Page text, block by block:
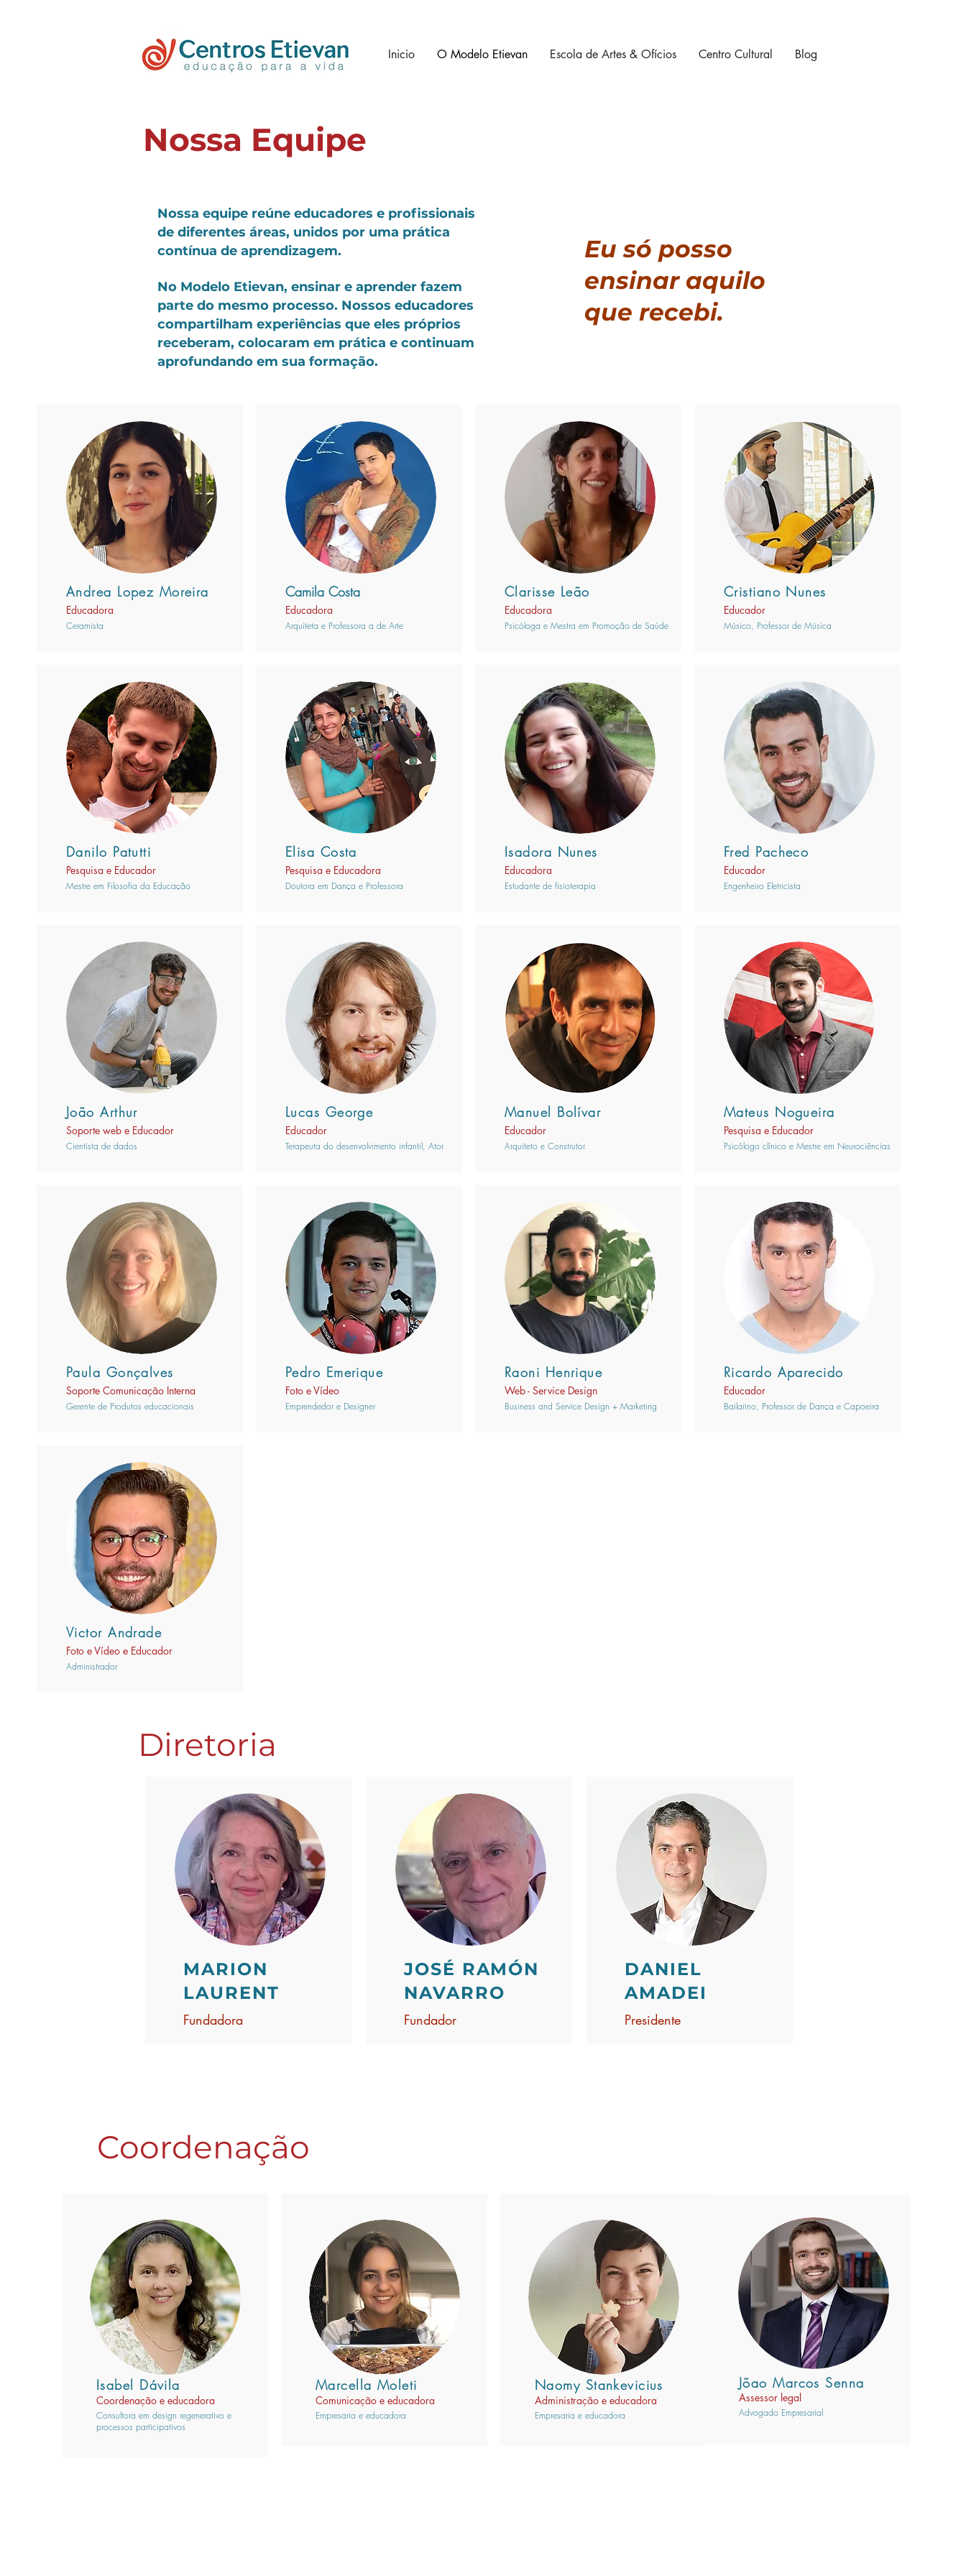
Inicio O Modelo Etievan Escola de Artes & Ofícios Centro Cultural Blog
Nossa Equipe
Nossa equipe reúne educadores e profissionais
de diferentes áreas, unidos por uma prática
contínua de aprendizagem.
No Modelo Etievan, ensinar e aprender fazem
parte do mesmo processo. Nossos educadores
compartilham experiências que eles próprios
receberam, colocaram em prática e continuam
aprofundando em sua formação.
Eu só posso
ensinar aquilo
que recebi.
Andrea Lopez Moreira
Educadora
Ceramista
Danilo Patutti
Pesquisa e Educador
Mestre em Filosofia da Educação
João Arthur
Soporte web e Educador
Cientista de dados
Paula Gonçalves
Soporte Comunicação Interna
Gerente de Produtos educacionais
Victor Andrade
Foto e Vídeo e Educador
Administrador
Camila Costa
Educadora
Arquiteta e Professora a de Arte
Elisa Costa
Pesquisa e Educadora
Doutora em Dança e Professora
Lucas George
Educador
Terapeuta do desenvolvimento infantil, Ator
Pedro Emerique
Foto e Vídeo
Emprendedor e Designer
Clarisse Leão
Educadora
Psicóloga e Mestra em Promoção de Saúde
Isadora Nunes
Educadora
Estudante de fisioterapia
Manuel Bolívar
Educador
Arquiteto e Construtor
Raoni Henrique
Web - Service Design
Business and Service Design + Marketing
Cristiano Nunes
Educador
Músico, Professor de Música
Fred Pacheco
Educador
Engenheiro Eletricista
Mateus Nogueira
Pesquisa e Educador
Psicólogo clínico e Mestre em Neurociências
Ricardo Aparecido
Educador
Bailarino, Professor de Dança e Capoeira
Diretoria
MARION
LAURENT
Fundadora
JOSÉ RAMÓN
NAVARRO
Fundador
DANIEL
AMADEI
Presidente
Coordenação
Isabel Dávila
Coordenação e educadora
Consultora em design regenerativo e
processos participativos
Marcella Moleti
Comunicação e educadora
Empresaria e educadora
Naomy Stankevicius
Administração e educadora
Empresaria e educadora
Jõao Marcos Senna
Assessor legal
Advogado Empresarial